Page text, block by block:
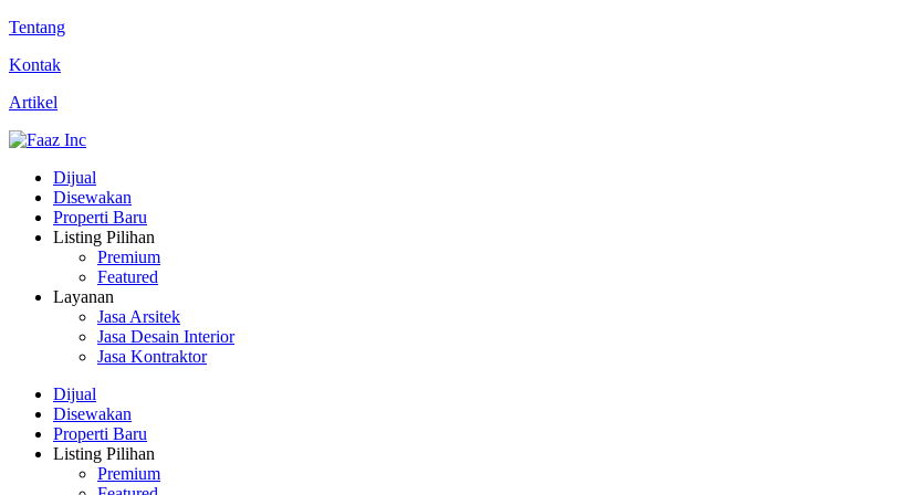
Tentang
Kontak
Artikel
Dijual
Disewakan
Properti Baru
Listing Pilihan
Premium
Featured
Layanan
Jasa Arsitek
Jasa Desain Interior
Jasa Kontraktor
Dijual
Disewakan
Properti Baru
Listing Pilihan
Premium